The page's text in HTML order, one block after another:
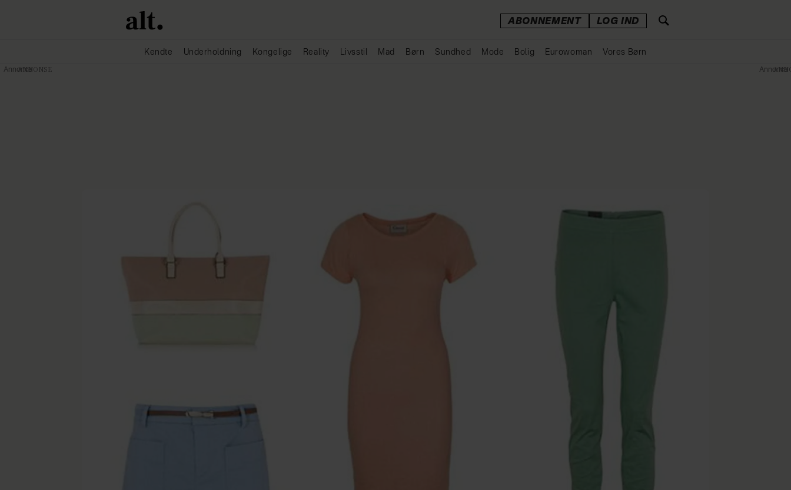
ABONNEMENT LOG IND
Kendte Underholdning Kongelige Reality Livsstil Mad Børn Sundhed Mode Bolig Eurowoman Vores Børn
Annonce Annonce